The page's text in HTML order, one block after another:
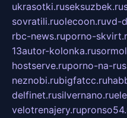
ukrasotki.ruseksuzbek.ru
sovratili.ruolecoon.ruvd-
rbc-news.ruporno-
13autor-kolonka.ru
hostserve.ruporno-na-
neznobi.rubigfatcc.ru
delfinet.rusilvernano.ru
velotrenajery.ru